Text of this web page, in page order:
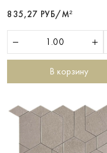
835,27 РУБ/М²
В корзину